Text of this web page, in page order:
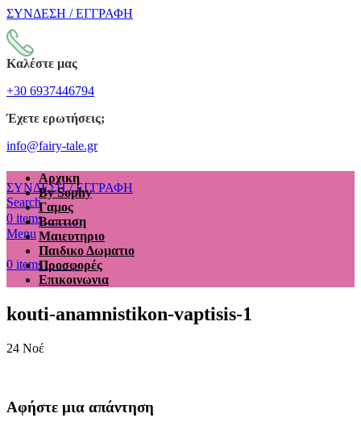
ΣΥΝΔΕΣΗ / ΕΓΓΡΑΦΗ
Καλέστε μας
+30 6937446794
Έχετε ερωτήσεις;
info@fairy-tale.gr
ΣΥΝΔΕΣΗ / ΕΓΓΡΑΦΗ
Search
0 items €0.00
Menu
0 items €0.00
Αρχικη
By Sophy
Γαμος
Βαπτιση
Μαιευτηριο
Παιδικο Δωματιο
Προσφορές
Επικοινωνια
kouti-anamnistikon-vaptisis-1
24 Νοέ
Αφήστε μια απάντηση